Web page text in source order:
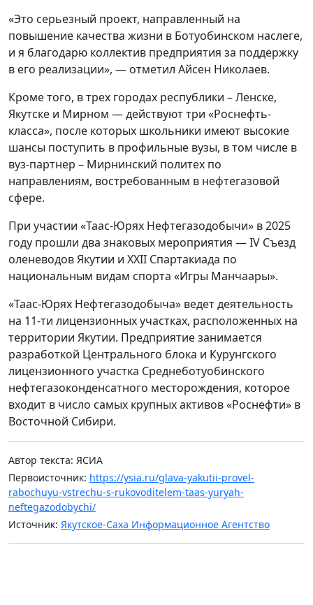
«Это серьезный проект, направленный на
повышение качества жизни в Ботуобинском наслеге,
и я благодарю коллектив предприятия за поддержку
в его реализации», — отметил Айсен Николаев.
Кроме того, в трех городах республики – Ленске,
Якутске и Мирном — действуют три «Роснефть-
класса», после которых школьники имеют высокие
шансы поступить в профильные вузы, в том числе в
вуз-партнер – Мирнинский политех по
направлениям, востребованным в нефтегазовой
сфере.
При участии «Таас-Юрях Нефтегазодобычи» в 2025
году прошли два знаковых мероприятия — IV Съезд
оленеводов Якутии и XXII Спартакиада по
национальным видам спорта «Игры Манчаары».
«Таас-Юрях Нефтегазодобыча» ведет деятельность
на 11-ти лицензионных участках, расположенных на
территории Якутии. Предприятие занимается
разработкой Центрального блока и Курунгского
лицензионного участка Среднеботуобинского
нефтегазоконденсатного месторождения, которое
входит в число самых крупных активов «Роснефти» в
Восточной Сибири.
Автор текста: ЯСИА
Первоисточник: https://ysia.ru/glava-yakutii-provel-
rabochuyu-vstrechu-s-rukovoditelem-taas-yuryah-
neftegazodobychi/
Источник: Якутское-Саха Информационное Агентство